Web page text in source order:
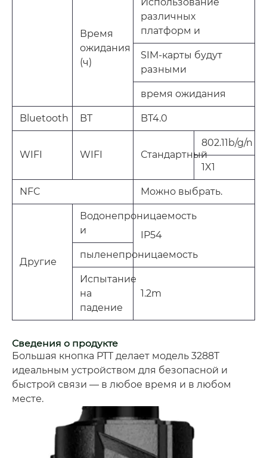
Время
ожидания
(ч)
различных
платформ и
SIM-карты будут
разными
время ожидания
Bluetooth BT BT4.0
WIFI WIFI Стандартный
802.11b/g/n
1X1
NFC Можно выбрать.
Другие
Водонепроницаемость
и
IP54
пыленепроницаемость
Испытание
на
падение
1.2m
Сведения о продукте
Большая кнопка PTT делает модель 3288T
идеальным устройством для безопасной и
быстрой связи — в любое время и в любом
месте.